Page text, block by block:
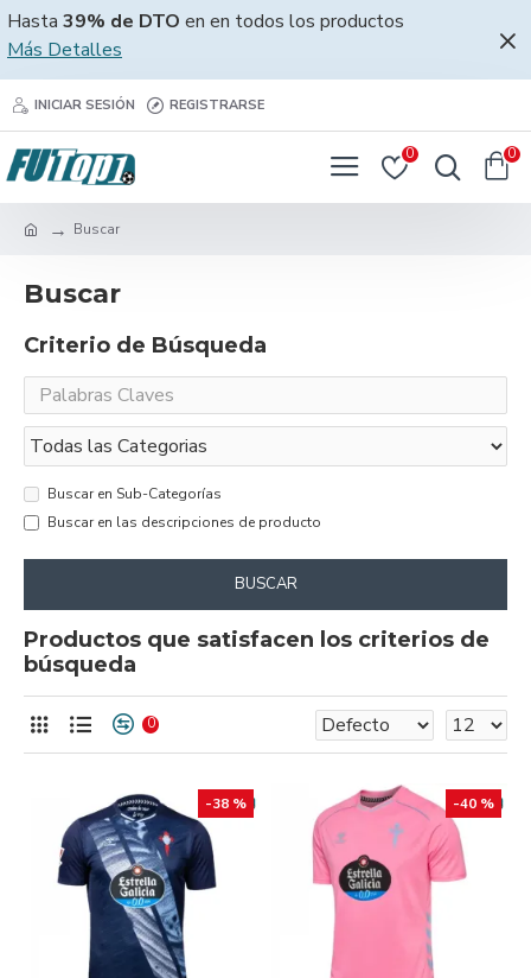
Hasta 39% de DTO en en todos los productos
Más Detalles
INICIAR SESIÓN REGISTRARSE
0 0
Buscar
Buscar
Criterio de Búsqueda
Buscar en Sub-Categorías
Buscar en las descripciones de producto
BUSCAR
Productos que satisfacen los criterios de
búsqueda
0
-38 % -40 %